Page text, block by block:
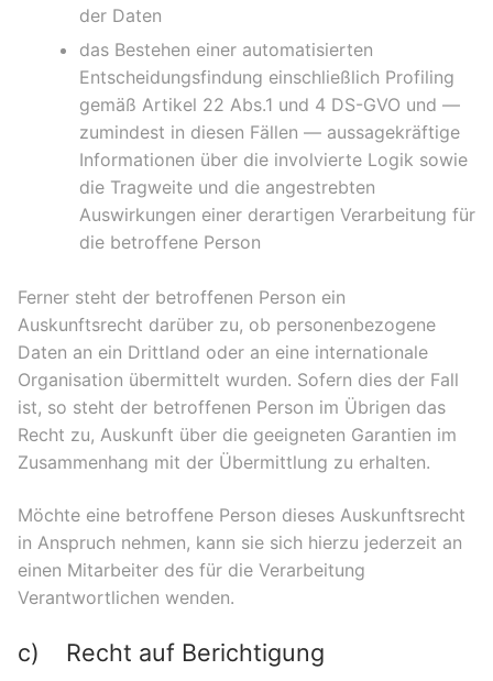
der Daten
das Bestehen einer automatisierten
Entscheidungsfindung einschließlich Profiling
gemäß Artikel 22 Abs.1 und 4 DS-GVO und —
zumindest in diesen Fällen — aussagekräftige
Informationen über die involvierte Logik sowie
die Tragweite und die angestrebten
Auswirkungen einer derartigen Verarbeitung für
die betroffene Person
Ferner steht der betroffenen Person ein
Auskunftsrecht darüber zu, ob personenbezogene
Daten an ein Drittland oder an eine internationale
Organisation übermittelt wurden. Sofern dies der Fall
ist, so steht der betroffenen Person im Übrigen das
Recht zu, Auskunft über die geeigneten Garantien im
Zusammenhang mit der Übermittlung zu erhalten.
Möchte eine betroffene Person dieses Auskunftsrecht
in Anspruch nehmen, kann sie sich hierzu jederzeit an
einen Mitarbeiter des für die Verarbeitung
Verantwortlichen wenden.
c) Recht auf Berichtigung